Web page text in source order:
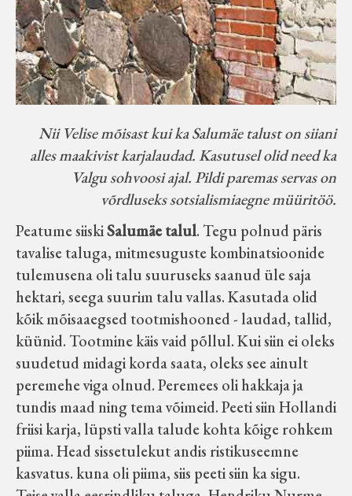
Tagasiside
Koduleht on teoks saanud tänu Sillaotsa
Muuseumisõprade Seltsingu, Kohaliku
Omaalgatuse Programmi ja Märjamaa
Vallavalitsuse abile.
Nii Velise mõisast kui ka Salumäe talust on siiani
alles maakivist karjalaudad. Kasutusel olid need ka
Valgu sohvoosi ajal. Pildi paremas servas on
võrdluseks sotsialismiaegne müüritöö.
Peatume siiskiSalumäe talul. Tegu polnud päris
tavalise taluga, mitmesuguste kombinatsioonide
tulemusena oli talu suuruseks saanud üle saja
hektari, seega suurim talu vallas. Kasutada olid
kõik mõisaaegsed tootmishooned - laudad, tallid,
küünid. Tootmine käis vaid põllul. Kui siin ei oleks
suudetud midagi korda saata, oleks see ainult
peremehe viga olnud. Peremees oli hakkaja ja
tundis maad ning tema võimeid. Peeti siin Hollandi
friisi karja, lüpsti valla talude kohta kõige rohkem
piima. Head sissetulekut andis ristikuseemne
kasvatus. kuna oli piima, siis peeti siin ka sigu.